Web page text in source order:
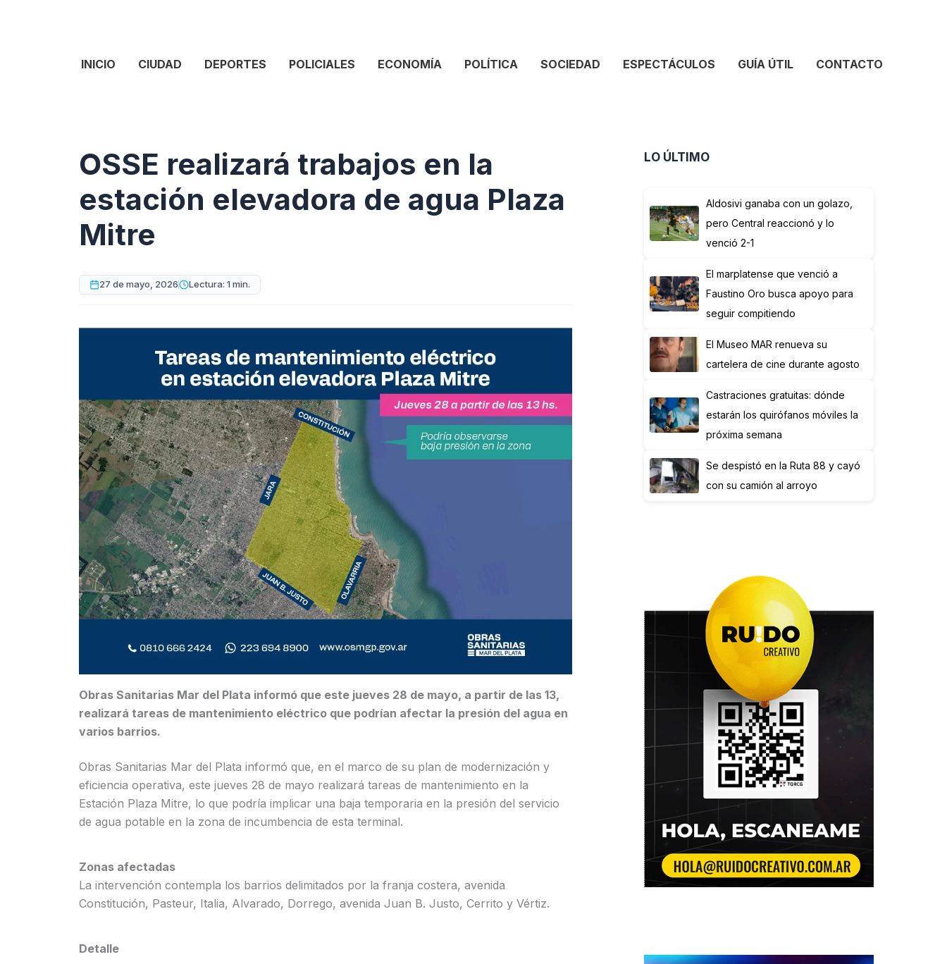
INICIO CIUDAD DEPORTES POLICIALES ECONOMÍA POLÍTICA SOCIEDAD ESPECTÁCULOS GUÍA ÚTIL CONTACTO
OSSE realizará trabajos en la
estación elevadora de agua Plaza
Mitre
27 de mayo, 2026 Lectura: 1 min.
Obras Sanitarias Mar del Plata informó que este jueves 28 de mayo, a partir de las 13,
realizará tareas de mantenimiento eléctrico que podrían afectar la presión del agua en
varios barrios.
Obras Sanitarias Mar del Plata informó que, en el marco de su plan de modernización y
eficiencia operativa, este jueves 28 de mayo realizará tareas de mantenimiento en la
Estación Plaza Mitre, lo que podría implicar una baja temporaria en la presión del servicio
de agua potable en la zona de incumbencia de esta terminal.
Zonas afectadas
La intervención contempla los barrios delimitados por la franja costera, avenida
Constitución, Pasteur, Italia, Alvarado, Dorrego, avenida Juan B. Justo, Cerrito y Vértiz.
Detalle
LO ÚLTIMO
Aldosivi ganaba con un golazo,
pero Central reaccionó y lo
venció 2-1
El marplatense que venció a
Faustino Oro busca apoyo para
seguir compitiendo
El Museo MAR renueva su
cartelera de cine durante agosto
Castraciones gratuitas: dónde
estarán los quirófanos móviles la
próxima semana
Se despistó en la Ruta 88 y cayó
con su camión al arroyo